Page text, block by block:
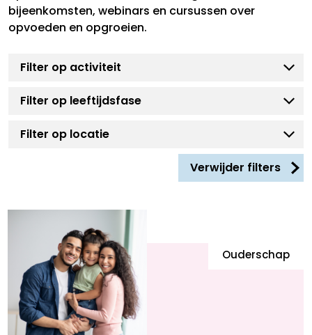
bijeenkomsten, webinars en cursussen over
opvoeden en opgroeien.
Verwijder filters
Ouderschap